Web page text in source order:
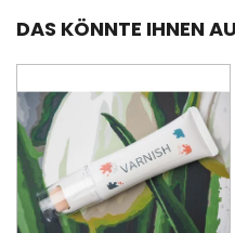
DAS KÖNNTE IHNEN